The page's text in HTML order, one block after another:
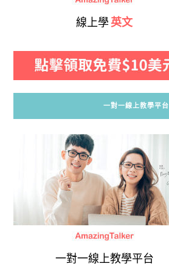
線上學 英文
一對一線上教學平台
一對一線上教學平台